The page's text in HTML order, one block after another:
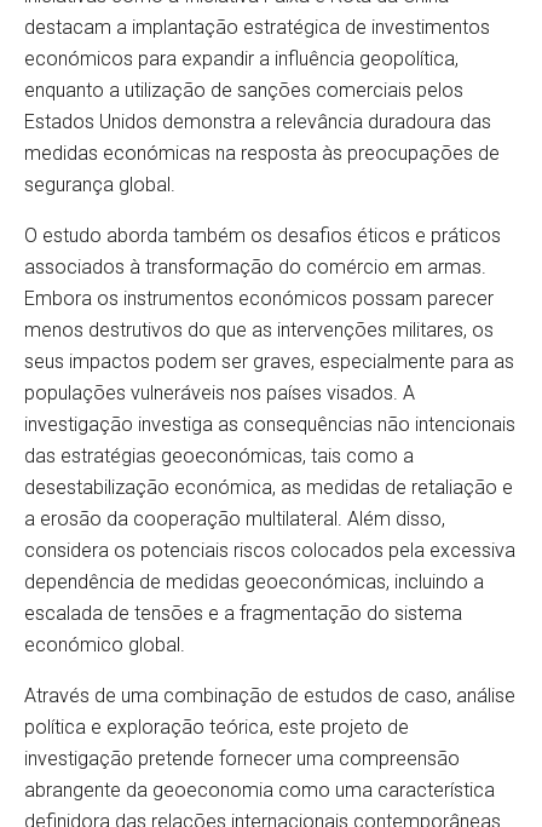
destacam a implantação estratégica de investimentos
económicos para expandir a influência geopolítica,
enquanto a utilização de sanções comerciais pelos
Estados Unidos demonstra a relevância duradoura das
medidas económicas na resposta às preocupações de
segurança global.
O estudo aborda também os desafios éticos e práticos
associados à transformação do comércio em armas.
Embora os instrumentos económicos possam parecer
menos destrutivos do que as intervenções militares, os
seus impactos podem ser graves, especialmente para as
populações vulneráveis ​​nos países visados. A
investigação investiga as consequências não intencionais
das estratégias geoeconómicas, tais como a
desestabilização económica, as medidas de retaliação e
a erosão da cooperação multilateral. Além disso,
considera os potenciais riscos colocados pela excessiva
dependência de medidas geoeconómicas, incluindo a
escalada de tensões e a fragmentação do sistema
económico global.
Através de uma combinação de estudos de caso, análise
política e exploração teórica, este projeto de
investigação pretende fornecer uma compreensão
abrangente da geoeconomia como uma característica
definidora das relações internacionais contemporâneas.